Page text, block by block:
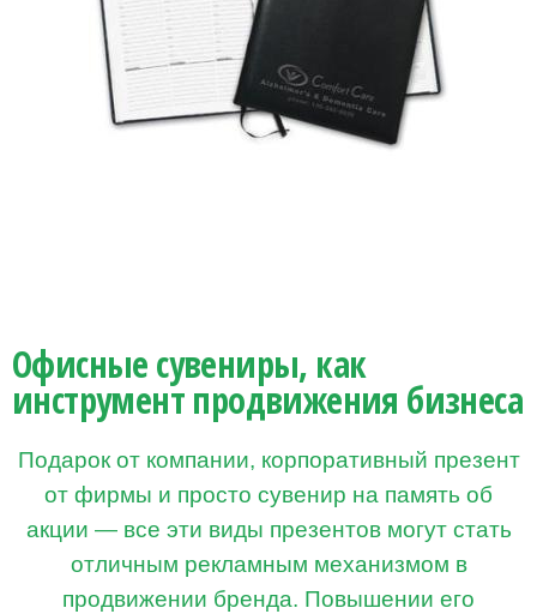
Офисные сувениры, как
инструмент продвижения бизнеса
Подарок от компании, корпоративный презент
от фирмы и просто сувенир на память об
акции — все эти виды презентов могут стать
отличным рекламным механизмом в
продвижении бренда. Повышении его